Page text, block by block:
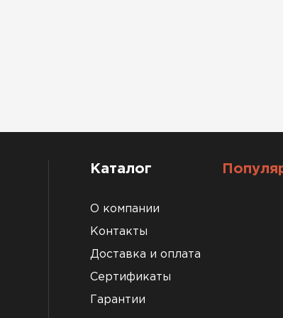
Каталог
О компании
Контакты
Доставка и оплата
Сертификаты
Гарантии